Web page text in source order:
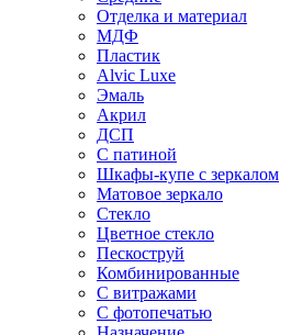
Отделка и материал
МДФ
Пластик
Alvic Luxe
Эмаль
Акрил
ДСП
С патиной
Шкафы-купе с зеркалом
Матовое зеркало
Стекло
Цветное стекло
Пескоструй
Комбинированные
С витражами
С фотопечатью